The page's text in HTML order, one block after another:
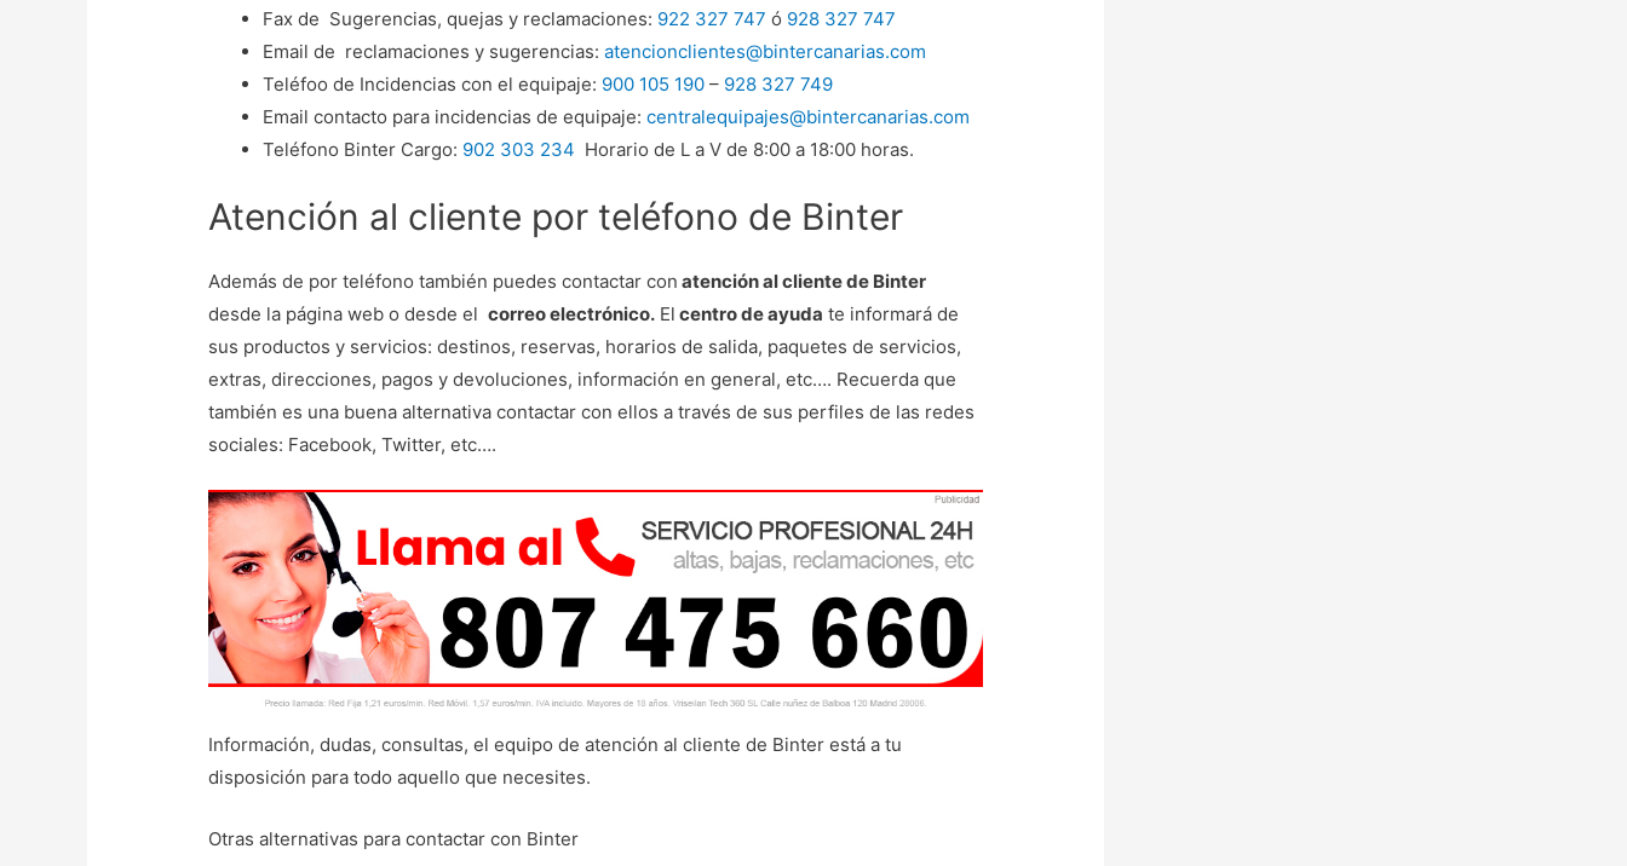
Fax de Sugerencias, quejas y reclamaciones: 922 327 747 ó 928 327 747
Email de reclamaciones y sugerencias:atencionclientes@bintercanarias.com
Teléfoo de Incidencias con el equipaje: 900 105 190 – 928 327 749
Email contacto para incidencias de equipaje:centralequipajes@bintercanarias.com
Teléfono Binter Cargo: 902 303 234 Horario de L a V de 8:00 a 18:00 horas.
Atención al cliente por teléfono de Binter
Además de por teléfono también puedes contactar con atención al cliente de Binter
desde la página web o desde elcorreo electrónico. El centro de ayuda te informará de
sus productos y servicios: destinos, reservas, horarios de salida, paquetes de servicios,
extras, direcciones, pagos y devoluciones, información en general, etc…. Recuerda que
también es una buena alternativa contactar con ellos a través de sus perfiles de las redes
sociales: Facebook, Twitter, etc….
Información, dudas, consultas, el equipo de atención al cliente de Binter está a tu
disposición para todo aquello que necesites.
Otras alternativas para contactar con Binter